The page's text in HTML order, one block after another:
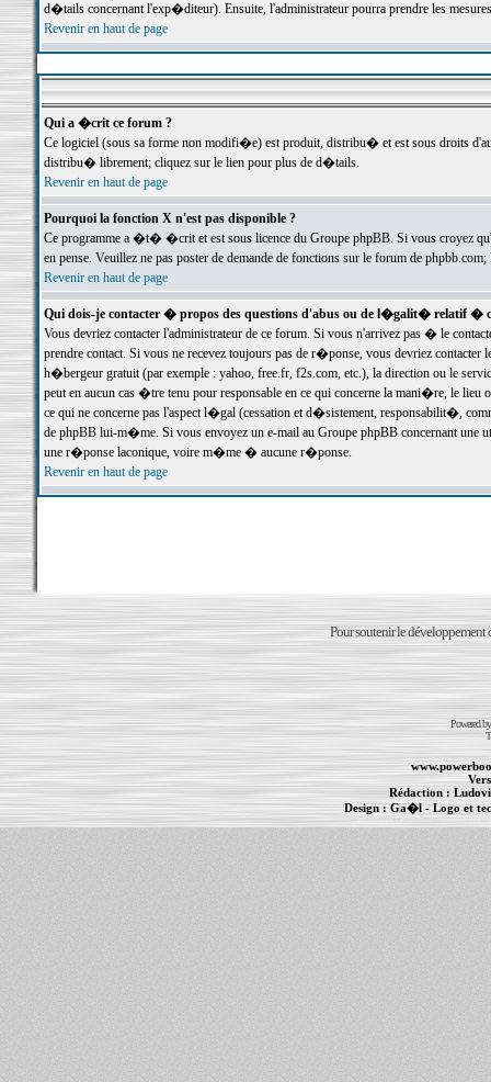
d�tails concernant l'exp�diteur). Ensuite, l'administrateur pourra prendre les
Revenir en haut de page
Qui a �crit ce forum ?
Ce logiciel (sous sa forme non modifi�e) est produit, distribu� et est sous droits
distribu� librement; cliquez sur le lien pour plus de d�tails.
Revenir en haut de page
Pourquoi la fonction X n'est pas disponible ?
Ce programme a �t� �crit et est sous licence du Groupe phpBB. Si vous croyez
en pense. Veuillez ne pas poster de demande de fonctions sur le forum de
Revenir en haut de page
Qui dois-je contacter � propos des questions d'abus ou de l�galit� relatif �
Vous devriez contacter l'administrateur de ce forum. Si vous n'arrivez pas � le
prendre contact. Si vous ne recevez toujours pas de r�ponse, vous devriez
h�bergeur gratuit (par exemple : yahoo, free.fr, f2s.com, etc.), la direction ou le
peut en aucun cas �tre tenu pour responsable en ce qui concerne la mani�re, le
ce qui ne concerne pas l'aspect l�gal (cessation et d�sistement, responsabilit�,
de phpBB lui-m�me. Si vous envoyez un e-mail au Groupe phpBB concernant une
une r�ponse laconique, voire m�me � aucune r�ponse.
Revenir en haut de page
Pour soutenir le développement
Powered
Rédaction :
Design :Ga�l- Logo et
Informations :